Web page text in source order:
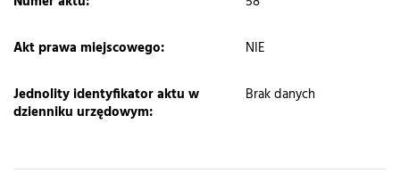
Akt prawa miejscowego: NIE
Jednolity identyfikator aktu w
dzienniku urzędowym:
Brak danych